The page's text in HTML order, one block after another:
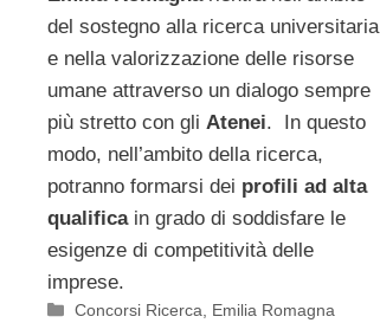
del sostegno alla ricerca universitaria
e nella valorizzazione delle risorse
umane attraverso un dialogo sempre
più stretto con gli Atenei. In questo
modo, nell’ambito della ricerca,
potranno formarsi dei profili ad alta
qualificain grado di soddisfare le
esigenze di competitività delle
imprese.
Categorie
Concorsi Ricerca Emilia Romagna